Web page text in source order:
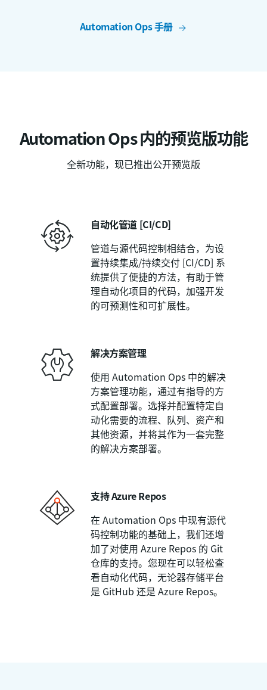
Automation Ops 手册
Automation Ops 内的预览版功能
全新功能，现已推出公开预览版
自动化管道 [CI/CD]
管道与源代码控制相结合，为设
置持续集成/持续交付 [CI/CD] 系
统提供了便捷的方法，有助于管
理自动化项目的代码，加强开发
的可预测性和可扩展性。
解决方案管理
使用 Automation Ops 中的解决
方案管理功能，通过有指导的方
式配置部署。选择并配置特定自
动化需要的流程、队列、资产和
其他资源，并将其作为一套完整
的解决方案部署。
支持 Azure Repos
在 Automation Ops 中现有源代
码控制功能的基础上，我们还增
加了对使用 Azure Repos 的 Git
仓库的支持。您现在可以轻松查
看自动化代码，无论器存储平台
是 GitHub 还是 Azure Repos。